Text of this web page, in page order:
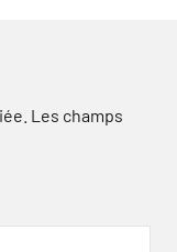
Les champs